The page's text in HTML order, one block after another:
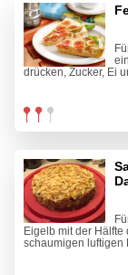
drücken, Zucker, Ei
Eigelb mit der
schaumigen luftigen